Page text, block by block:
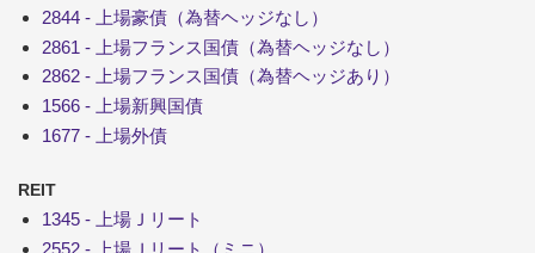
2844 - 上場豪債（為替ヘッジなし）
2861 - 上場フランス国債（為替ヘッジなし）
2862 - 上場フランス国債（為替ヘッジあり）
1566 - 上場新興国債
1677 - 上場外債
REIT
1345 - 上場Ｊリート
2552 - 上場Ｊリート（ミニ）